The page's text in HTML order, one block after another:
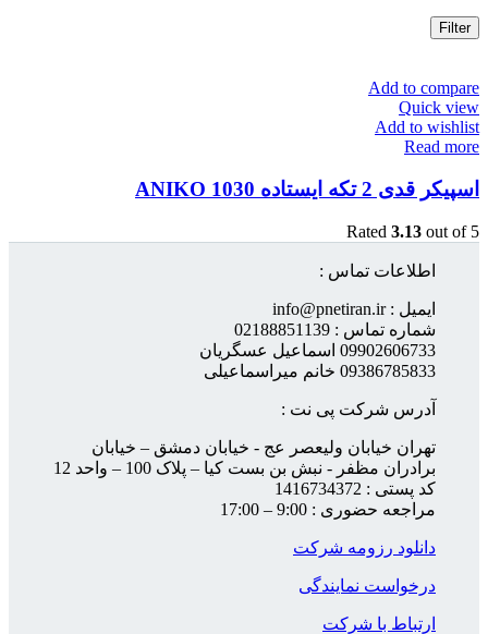
Filter
Add to compare
Quick view
Add to wishlist
Read more
اسپیکر قدی 2 تکه ایستاده ANIKO 1030
Rated 3.13 out of 5
اطلاعات تماس :
ایمیل : info@pnetiran.ir
شماره تماس : 02188851139
09902606733 اسماعیل عسگریان
09386785833 خانم میراسماعیلی
آدرس شرکت پی نت :
تهران خیابان ولیعصر عج - خیابان دمشق – خیابان
برادران مظفر - نبش بن بست کیا – پلاک 100 – واحد 12
کد پستی : 1416734372
مراجعه حضوری : 9:00 – 17:00
دانلود رزومه شرکت
درخواست نمایندگی
ارتباط با شرکت